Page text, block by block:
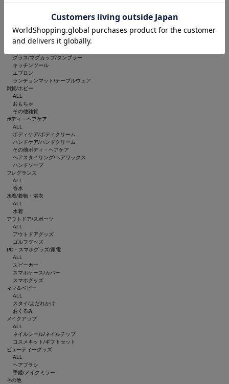
ルームフレグランス/お香
収納グッズ
食器/キッチン
ALL
グラス/マグカップ/タンブラー
キッチンツール
エプロン
ランチョンマット/テーブルウェア
雑貨/ホビー
ALL
おもちゃ
その他雑貨
ボディ・ヘアケア
ALL
ボディケア/ボディクリーム
ハンドケア/ハンドクリーム
その他ボディ・ヘアケア
ヘアスタイリング/ヘアワックス
ハンドソープ
フレグランス
ALL
香水
水着/着物・浴衣
ALL
水着
アウトドア/スポーツ
ALL
アウトドアグッズ
ゴルフグッズ
PC・スマホグッズ/家電
ALL
スピーカー
スマホケース/カバー
スマホグッズ
ママ＆ベビー
ALL
スタイ/よだれかけ
おくるみ
メイクアップ
ALL
ネイルシール/ネイルチップ
コスメキット/ギフトセット
ビューティーグッズ
ALL
ヘアブラシ
手鏡/メイクミラー
その他